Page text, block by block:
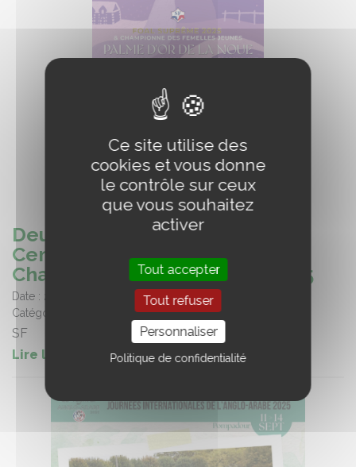
Deux champions de la région
Centre-Val de Loire au
Championnat des foals SF 2025
Date : 22/09/2025
Catégorie :
Elevage sport
SF
Lire la suite de l'article
Ce site utilise des
cookies et vous donne
le contrôle sur ceux
que vous souhaitez
activer
Tout accepter
Tout refuser
Personnaliser
Politique de confidentialité